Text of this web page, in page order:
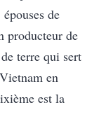
de
producteur de
terre qui sert
en
est la